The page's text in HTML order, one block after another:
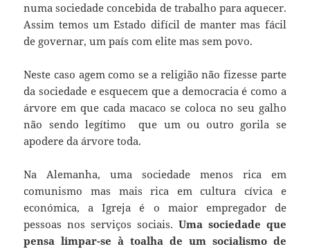
numa sociedade concebida de trabalho para aquecer.
Assim temos um Estado difícil de manter mas fácil
de governar, um país com elite mas sem povo.
Neste caso agem como se a religião não fizesse parte
da sociedade e esquecem que a democracia é como a
árvore em que cada macaco se coloca no seu galho
não sendo legítimo que um ou outro gorila se
apodere da árvore toda.
Na Alemanha, uma sociedade menos rica em
comunismo mas mais rica em cultura cívica e
económica, a Igreja é o maior empregador de
pessoas nos serviços sociais. Uma sociedade que
pensa limpar-se à toalha de um socialismo de